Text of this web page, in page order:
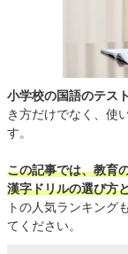
小学校の国語のテス
き方だけでなく、使
す。
この記事では、教育
漢字ドリルの選び方
トの人気ランキング
てください。